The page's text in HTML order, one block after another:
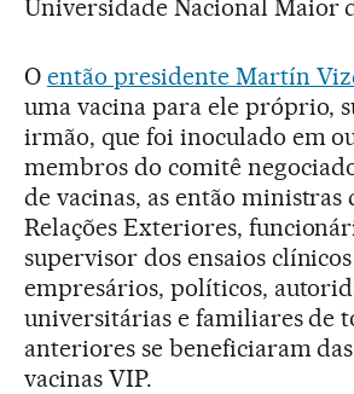
Universidade Nacional Maior
O então presidente Martín
uma vacina para ele próprio,
irmão, que foi inoculado em
membros do comitê
de vacinas, as então ministras
Relações Exteriores,
supervisor dos ensaios
empresários, políticos,
universitárias e familiares de
anteriores se beneficiaram
vacinas VIP.